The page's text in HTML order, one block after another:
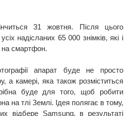
31 жовтня. Після цього
надісланих 65 000 знімків, які і
на смартфон.
апарат буде не просто
а камері, яка також розміститься
буде для того, щоб робити
на тлі Землі. Ідея полягає в тому,
відбере Samsung, в результаті